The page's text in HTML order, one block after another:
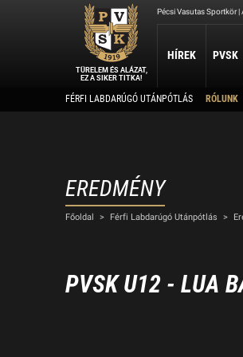
Pécsi Vasutas Sportkör
HÍREK PVSK
Nyári
ATLÉTIKA
JUDO
PVSK Taekwondo Tigers
FÉRFI LABDARÚGÓ UTÁNPÓTLÁS RÓLUNK
TÜRELEM ÉS ALÁZAT,
EZ A SIKER TITKA!
EREDMÉNY
Főoldal > Férfi Labdarúgó Utánpótlás >
PVSK U12 - LUA